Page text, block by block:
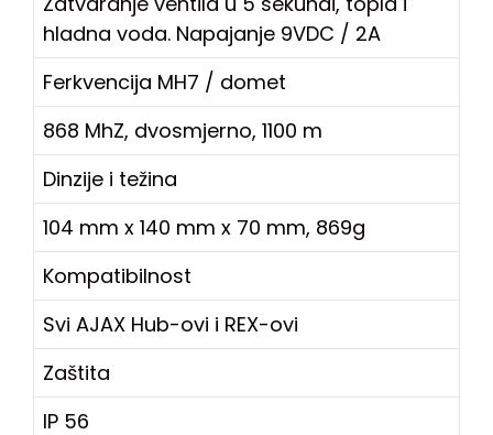
hladna voda. Napajanje 9VDC / 2A
Ferkvencija MH7 / domet
868 MhZ, dvosmjerno, 1100 m
Dinzije i težina
104 mm x 140 mm x 70 mm, 869g
Kompatibilnost
Svi AJAX Hub-ovi i REX-ovi
Zaštita
IP 56